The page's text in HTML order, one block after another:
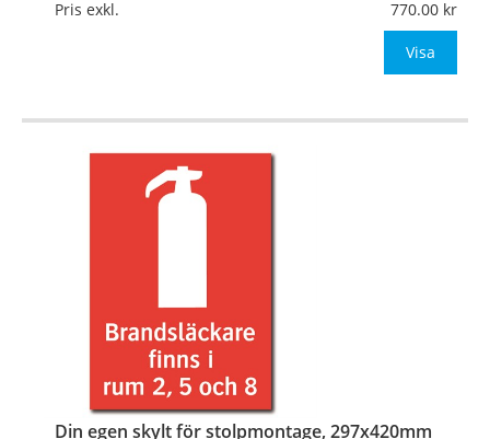
Pris exkl. 770.00
Visa
Din egen skylt för stolpmontage, 297x420mm